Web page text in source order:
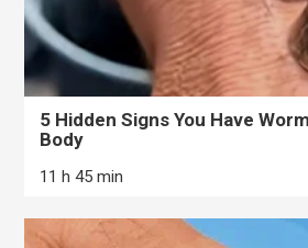
5 Hidden Signs You Have
Body
11 h 45 min